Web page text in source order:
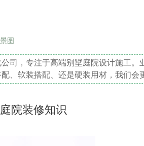
图
司，专注于高端别墅庭院设计施工
、软装搭配、还是硬装用材，我们
院装修知识